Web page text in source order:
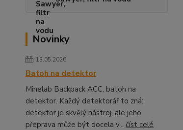
Novinky
13.05.2026
Batoh na detektor
Minelab Backpack ACC, batoh na
detektor. Každý detektorář to zná:
detektor je skvělý nástroj, ale jeho
přeprava může být docela v... číst celé